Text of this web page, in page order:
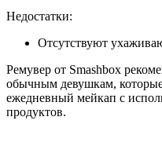
Недостатки:
Отсутствуют
Ремувер от Smashbox
обычным девушкам,
ежедневный мейкап с
продуктов.